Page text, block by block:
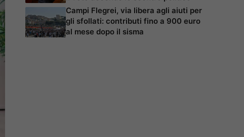
Campi Flegrei, via libera agli aiuti per
gli sfollati: contributi fino a 900 euro
al mese dopo il sisma